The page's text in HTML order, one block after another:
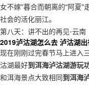
女不嫁”暮合而朝离的“阿夏”
社会的活化丽江。
第八天：讲不出的再见-云南
2019泸沽湖怎么去 泸沽湖
现在刚刚过完春节马上进入
沽湖最好到洱海泸沽湖游玩
和洱海景点大致相同到洱海